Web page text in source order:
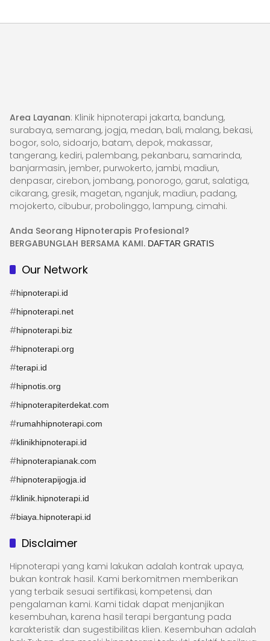
Area Layanan: Klinik hipnoterapi jakarta, bandung,
surabaya, semarang, jogja, medan, bali, malang, bekasi,
bogor, solo, sidoarjo, batam, depok, makassar,
tangerang, kediri, palembang, pekanbaru, samarinda,
banjarmasin, jember, purwokerto, jambi, madiun,
denpasar, cirebon, jombang, ponorogo, garut, salatiga,
cikarang, gresik, magetan, nganjuk, madiun, padang,
mojokerto, cibubur, probolinggo, lampung, cimahi.
Anda Seorang Hipnoterapis Profesional?
BERGABUNGLAH BERSAMA KAMI. DAFTAR GRATIS
Our Network
#hipnoterapi.id
#hipnoterapi.net
#hipnoterapi.biz
#hipnoterapi.org
#terapi.id
#hipnotis.org
#hipnoterapiterdekat.com
#rumahhipnoterapi.com
#klinikhipnoterapi.id
#hipnoterapianak.com
#hipnoterapijogja.id
#klinik.hipnoterapi.id
#biaya.hipnoterapi.id
Disclaimer
Hipnoterapi yang kami lakukan adalah kontrak upaya,
bukan kontrak hasil. Kami berkomitmen memberikan
yang terbaik sesuai sertifikasi, kompetensi, dan
pengalaman kami. Kami tidak dapat menjanjikan
kesembuhan, karena hasil terapi bergantung pada
karakteristik dan sugestibilitas klien. Kesembuhan adalah